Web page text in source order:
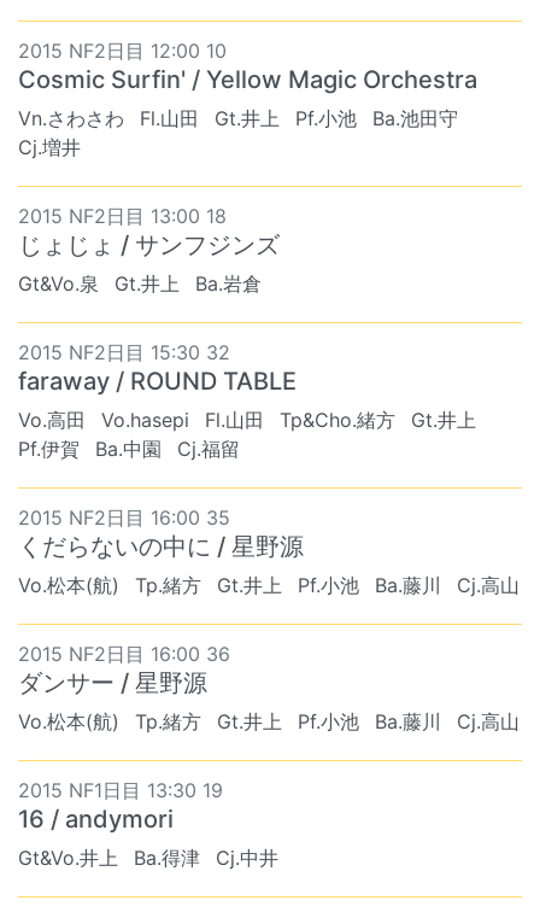
2015 NF2日目 12:00 10
Cosmic Surfin' / Yellow Magic Orchestra
Vn.さわさわ Fl.山田 Gt.井上 Pf.小池
Ba.池田守
Cj.増井
2015 NF2日目 13:00 18
じょじょ / サンフジンズ
Gt&Vo.泉 Gt.井上 Ba.岩倉
2015 NF2日目 15:30 32
faraway / ROUND TABLE
Vo.高田 Vo.hasepi Fl.山田 Tp&Cho.緒方
Gt.井上
Pf.伊賀
Ba.中園 Cj.福留
2015 NF2日目 16:00 35
くだらないの中に / 星野源
Vo.松本(航) Tp.緒方 Gt.井上 Pf.小池 Ba.藤川 Cj.高山
2015 NF2日目 16:00 36
ダンサー / 星野源
Vo.松本(航) Tp.緒方 Gt.井上 Pf.小池 Ba.藤川 Cj.高山
2015 NF1日目 13:30 19
16 / andymori
Gt&Vo.井上 Ba.得津 Cj.中井